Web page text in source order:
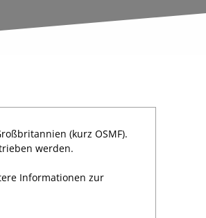
(kurz OSMF).
werden.
Informationen zur